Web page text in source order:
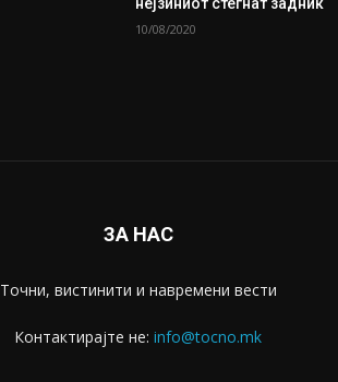
10/08/2020
ЗА НАС
Точни, вистинити и навремени вести
Контактирајте не: info@tocno.mk